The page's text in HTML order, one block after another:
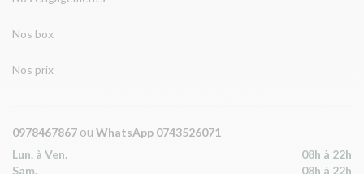
Nos box
Nos prix
0978467867 ou WhatsApp 0743526071
Lun. à Ven.
08h à 22h
Sam.
08h à 22h